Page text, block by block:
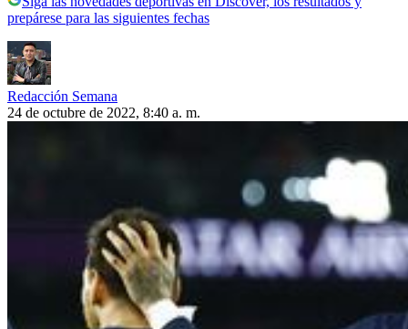
prepárese para las siguientes fechas
Redacción Semana
24 de octubre de 2022, 8:40 a. m.